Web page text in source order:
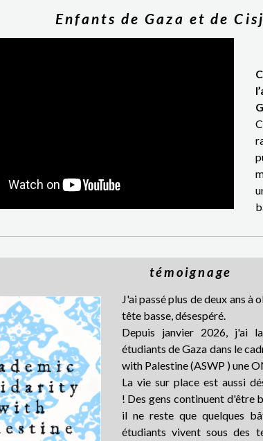
Enfants de Gaza et de
témoignage
J'ai passé plus de deux ans
tête basse, désespéré.
Depuis janvier 2026, j'ai
étudiants de Gaza dans le
with Palestine (ASWP ) une
La vie sur place est aussi
! Des gens continuent d'être
il ne reste que quelques
étudiants vivent sous des